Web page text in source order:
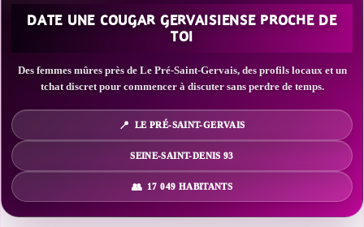
DATE UNE COUGAR GERVAISIENSE PROCHE DE
TOI
Des femmes mûres près de Le Pré-Saint-Gervais, des profils locaux et un
tchat discret pour commencer à discuter sans perdre de temps.
LE PRÉ-SAINT-GERVAIS
SEINE-SAINT-DENIS 93
17 049 HABITANTS